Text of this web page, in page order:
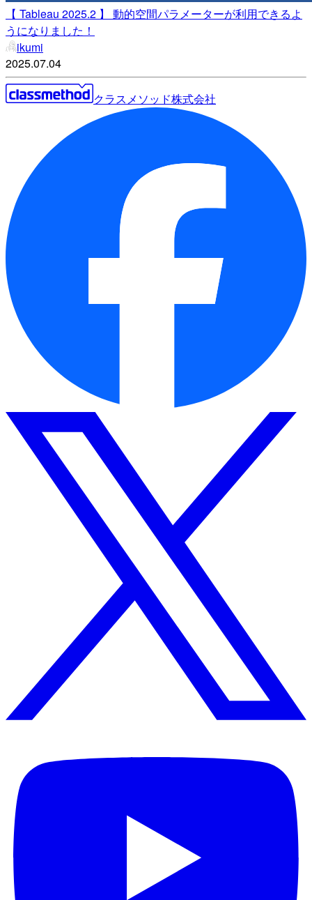
【 Tableau 2025.2 】 動的空間パラメーターが利用できるよ
うになりました！
ikumi
2025.07.04
クラスメソッド株式会社